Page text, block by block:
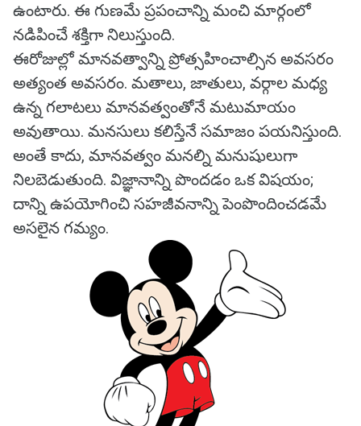
ఉంటారు. ఈ గుణమే ప్రపంచాన్ని మంచి మార్గంలో
నడిపించే శక్తిగా నిలుస్తుంది.
ఈరోజుల్లో మానవత్వాన్ని ప్రోత్సహించాల్సిన అవసరం
అత్యంత అవసరం. మతాలు, జాతులు, వర్గాల మధ్య
ఉన్న గలాటలు మానవత్వంతోనే మటుమాయం
అవుతాయి. మనసులు కలిస్తేనే సమాజం పయనిస్తుంది.
అంతే కాదు, మానవత్వం మనల్ని మనుషులుగా
నిలబెడుతుంది. విజ్ఞానాన్ని పొందడం ఒక విషయం;
దాన్ని ఉపయోగించి సహజీవనాన్ని పెంపొందించడమే
అసలైన గమ్యం.